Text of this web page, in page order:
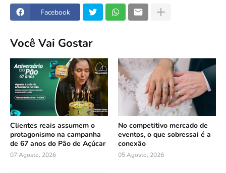
Facebook
Você Vai Gostar
Clientes reais assumem o
protagonismo na campanha
de 67 anos do Pão de Açúcar
07 Agosto, 2026
No competitivo mercado de
eventos, o que sobressai é a
conexão
05 Agosto, 2026